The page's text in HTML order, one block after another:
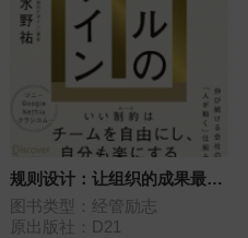
规则设计：让组织的成果最大
化
图书类型：经管励志
原出版社：D21